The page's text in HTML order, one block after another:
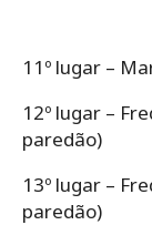
11º lugar –
12º lugar –
paredão)
13º lugar –
paredão)